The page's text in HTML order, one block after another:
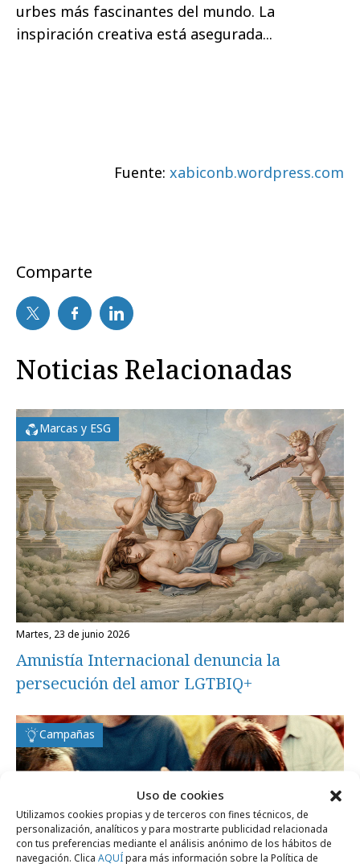
Uso de cookies
Utilizamos cookies propias y de terceros con fines técnicos, de
personalización, analíticos y para mostrarte publicidad relacionada
con tus preferencias mediante el análisis anónimo de los hábitos de
navegación. Clica AQUÍpara más información sobre la Política de
urbes más fascinantes del mundo. La
inspiración creativa está asegurada...
Fuente: xabiconb.wordpress.com
Comparte
Noticias Relacionadas
Marcas y ESG
martes, 23 de junio 2026
Amnistía Internacional denuncia la
persecución del amor LGTBIQ+
Campañas